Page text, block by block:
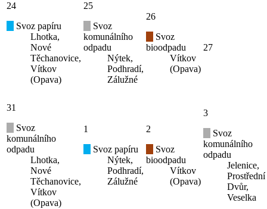
24
Svoz papíru
Lhotka,
Nové
Těchanovice,
Vítkov
(Opava)
25
Svoz
komunálního
odpadu
Nýtek,
Podhradí,
Zálužné
26
Svoz
bioodpadu
Vítkov
(Opava)
27
31
Svoz
komunálního
odpadu
Lhotka,
Nové
Těchanovice,
Vítkov
(Opava)
1
Svoz papíru
Nýtek,
Podhradí,
Zálužné
2
Svoz
bioodpadu
Vítkov
(Opava)
3
Svoz
komunálního
odpadu
Jelenice,
Prostřední
Dvůr,
Veselka